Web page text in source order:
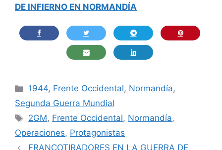
DE INFIERNO EN NORMANDÍA
Categorías
1944, Frente Occidental, Normandía,
Segunda Guerra Mundial
Etiquetas
2GM, Frente Occidental, Normandía,
Operaciones, Protagonistas
FRANCOTIRADORES EN LA GUERRA DE